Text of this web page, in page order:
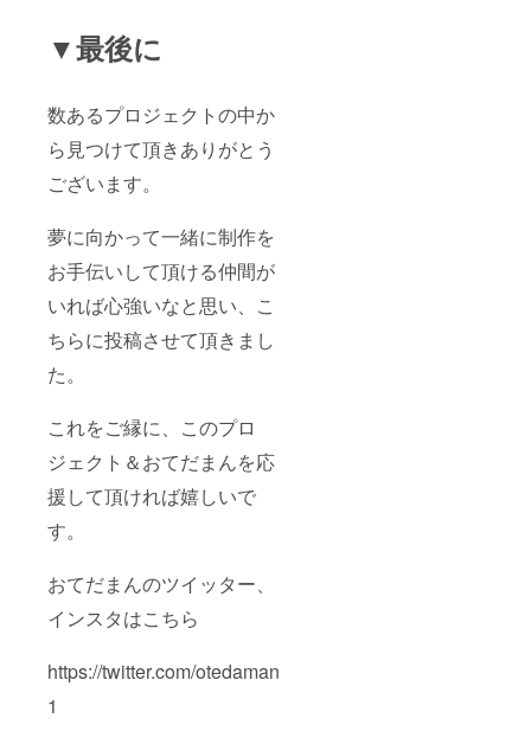
▼最後に
数あるプロジェクトの中か
ら見つけて頂きありがとう
ございます。
夢に向かって一緒に制作を
お手伝いして頂ける仲間が
いれば心強いなと思い、こ
ちらに投稿させて頂きまし
た。
これをご縁に、このプロ
ジェクト＆おてだまんを応
援して頂ければ嬉しいで
す。
おてだまんのツイッター、
インスタはこちら
https://twitter.com/otedaman
1